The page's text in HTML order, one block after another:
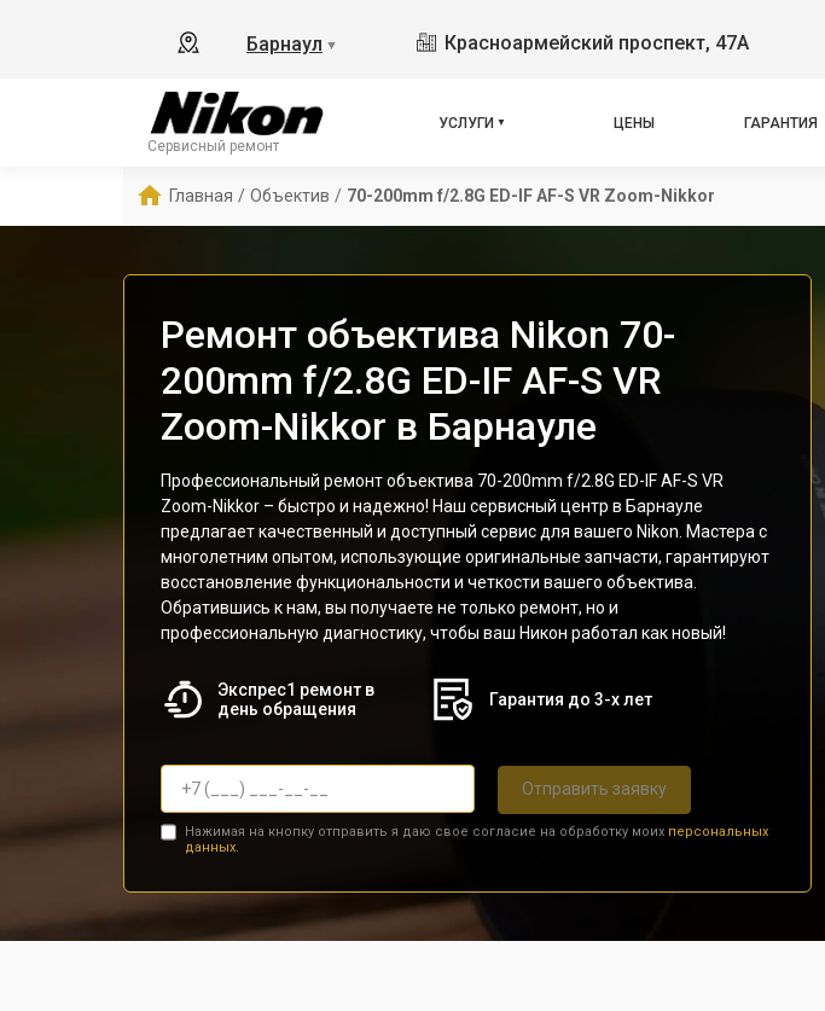
Барнаул ▼ Красноармейский проспект, 47А
Сервисный ремонт
УСЛУГИ ЦЕНЫ ГАРАНТИЯ
Главная / Объектив / 70-200mm f/2.8G ED-IF AF-S VR Zoom-Nikkor
Ремонт объектива Nikon 70-
200mm f/2.8G ED-IF AF-S VR
Zoom-Nikkor в Барнауле
Профессиональный ремонт объектива 70-200mm f/2.8G ED-IF AF-S VR
Zoom-Nikkor – быстро и надежно! Наш сервисный центр в Барнауле
предлагает качественный и доступный сервис для вашего Nikon. Мастера с
многолетним опытом, использующие оригинальные запчасти, гарантируют
восстановление функциональности и четкости вашего объектива.
Обратившись к нам, вы получаете не только ремонт, но и
профессиональную диагностику, чтобы ваш Никон работал как новый!
Экспрес1 ремонт в
день обращения
Гарантия до 3-х лет
Отправить заявку
Нажимая на кнопку отправить я даю свое согласие на обработку моих персональных
данных.